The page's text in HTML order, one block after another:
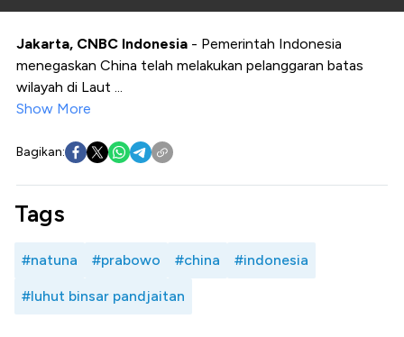
Jakarta, CNBC Indonesia - Pemerintah Indonesia
menegaskan China telah melakukan pelanggaran batas
wilayah di Laut ...
Show More
Bagikan:
Tags
#natuna #prabowo #china #indonesia
#luhut binsar pandjaitan